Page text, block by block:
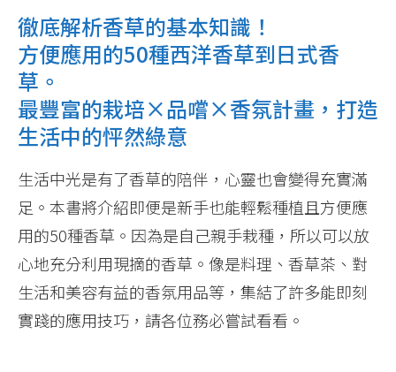
徹底解析香草的基本知識！
方便應用的50種西洋香草到日式香
草。
最豐富的栽培×品嚐×香氛計畫，打造
生活中的怦然綠意
生活中光是有了香草的陪伴，心靈也會變得充實滿
足。本書將介紹即便是新手也能輕鬆種植且方便應
用的50種香草。因為是自己親手栽種，所以可以放
心地充分利用現摘的香草。像是料理、香草茶、對
生活和美容有益的香氛用品等，集結了許多能即刻
實踐的應用技巧，請各位務必嘗試看看。